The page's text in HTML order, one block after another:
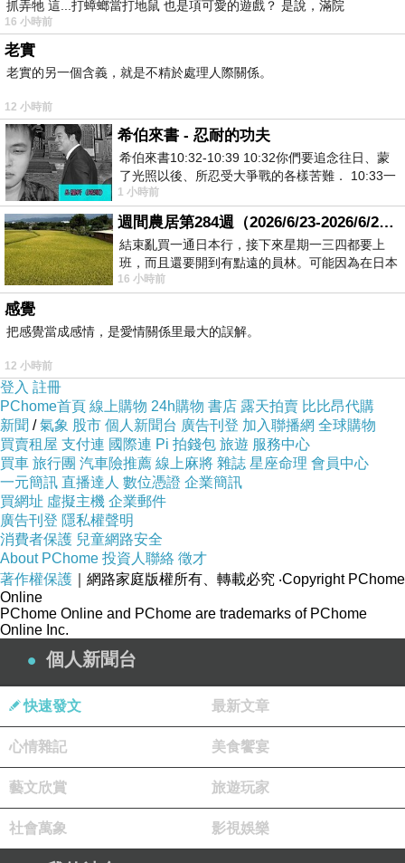
260511a3
◆ 土司和花！ ◆
以往 這節日 都在教會度過，
每回一放聖樂 詩歌... 就哭到.. 軟在座位上。
抓弄牠 這...打蟑螂當打地鼠 也是項可愛的遊戲？ 是說，滿院
16 小時前
老實
老實的另一個含義，就是不精於處理人際關係。
12 小時前
希伯來書 - 忍耐的功夫
希伯來書10:32-10:39 10:32你們要追念往日、蒙
了光照以後、所忍受大爭戰的各樣苦難． 10:33一
面被毀謗、遭患難、成了戲景、叫眾人
1 小時前
週間農居第284週（2026/6/23-2026/6/24) 夏至 金黃稻浪洋溢豐收喜悅
結束亂買一通日本行，接下來星期一三四都要上
班，而且還要開到有點遠的員林。可能因為在日本
花不少錢，星期一出門上班時，心裡沒有一
16 小時前
感覺
把感覺當成感情，是愛情關係里最大的誤解。
12 小時前
登入 註冊
PChome首頁 線上購物 24h購物 書店 露天拍賣 比比昂代購
新聞 /氣象 股市 個人新聞台 廣告刊登 加入聯播網 全球購物
買賣租屋 支付連 國際連 Pi 拍錢包 旅遊 服務中心
買車 旅行團 汽車險推薦 線上麻將 雜誌 星座命理 會員中心
一元簡訊 直播達人 數位憑證 企業簡訊
買網址 虛擬主機 企業郵件
廣告刊登 隱私權聲明
消費者保護 兒童網路安全
About PChome 投資人聯絡 徵才
著作權保護 ｜網路家庭版權所有、轉載必究 ‧Copyright PChome
Online
PChome Online and PChome are trademarks of PChome
Online Inc.
個人新聞台
快速發文 最新文章
心情雜記 美食饗宴
藝文欣賞 旅遊玩家
社會萬象 影視娛樂